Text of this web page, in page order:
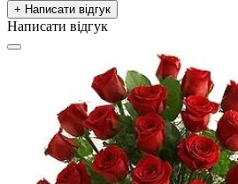
+ Написати відгук
Написати відгук